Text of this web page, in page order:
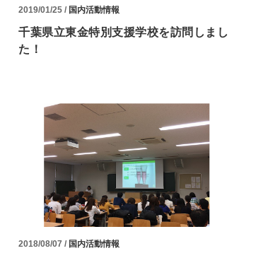
2019/01/25 / 国内活動情報
千葉県立東金特別支援学校を訪問しまし
た！
2018/08/07 / 国内活動情報